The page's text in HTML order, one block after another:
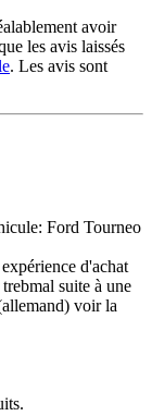
avoir
les avis laissés
. Les avis sont
Ford Tourneo
d'achat
suite à une
voir la